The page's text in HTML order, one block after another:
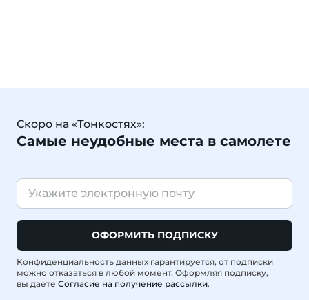
Скоро на «Тонкостях»:
Самые неудобные места в самолете
ОФОРМИТЬ ПОДПИСКУ
Конфиденциальность данных гарантируется, от подписки
можно отказаться в любой момент. Оформляя подписку,
вы даете Согласие на получение рассылки.